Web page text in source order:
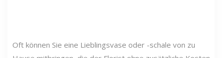
Oft können Sie eine Lieblingsvase oder -schale von zu